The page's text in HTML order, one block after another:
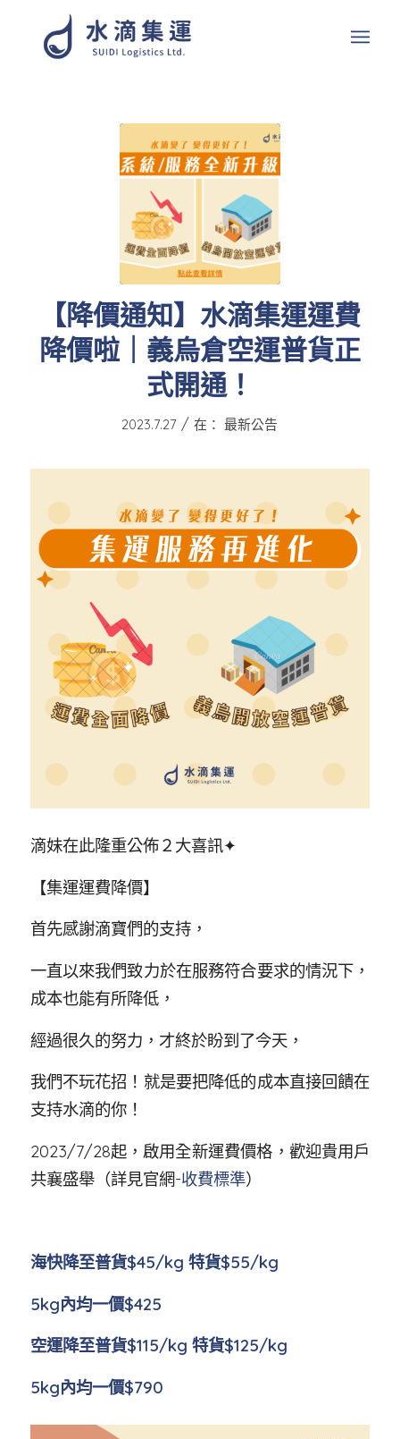
【降價通知】水滴集運運費
降價啦｜義烏倉空運普貨正
式開通！
2023.7.27 / 在：最新公告
滴妹在此隆重公佈２大喜訊✦
【集運運費降價】
首先感謝滴寶們的支持，
一直以來我們致力於在服務符合要求的情況下，
成本也能有所降低，
經過很久的努力，才終於盼到了今天，
我們不玩花招！就是要把降低的成本直接回饋在
支持水滴的你！
2023/7/28起，啟用全新運費價格，歡迎貴用戶
共襄盛舉（詳見官網-收費標準）
海快降至普貨$45/kg 特貨$55/kg
5kg內均一價$425
空運降至普貨$115/kg 特貨$125/kg
5kg內均一價$790